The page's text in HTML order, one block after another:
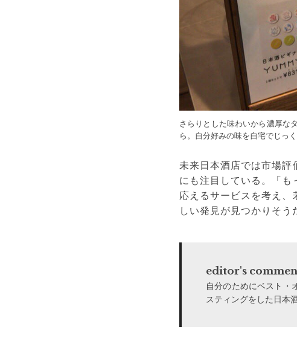
さらりとした味わいから濃厚な
ら。自分好みの味を自宅でじっく
未来日本酒店では市場評
にも注目している。「
応えるサービスを考え
しい発見が見つかりそう
editor's
自分のためにベスト・
スティングをした日本